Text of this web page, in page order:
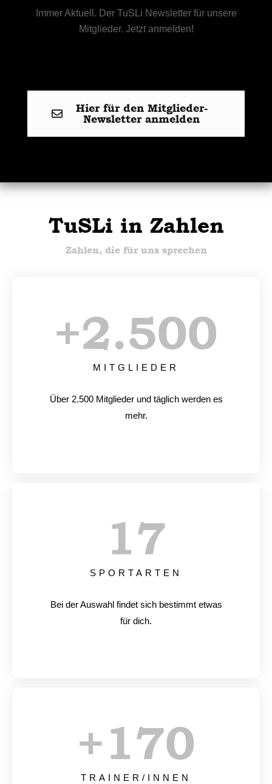
Immer Aktuell. Der TuSLi Newsletter für unsere
Mitglieder. Jetzt anmelden!
Hier für den Mitglieder-
Newsletter anmelden
TuSLi in Zahlen
Zahlen, die für uns sprechen
MITGLIEDER
+2.500
Über 2.500 Mitglieder und täglich werden es
mehr.
SPORTARTEN
17
Bei der Auswahl findet sich bestimmt etwas
für dich.
TRAINER/INNEN
+170